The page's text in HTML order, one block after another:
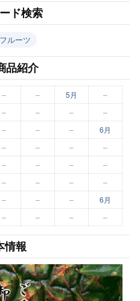
ド検索
フルーツ
品紹介
– – 5月
–
– – – –
– – –
6月
– – – –
– – –
–
– – – –
– – –
6月
– – – –
情報